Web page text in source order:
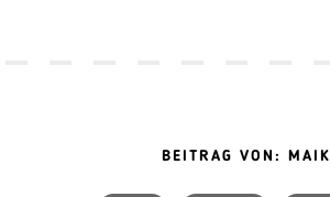
BEITRAG VON: MAIK